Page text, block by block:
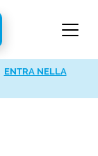
ENTRA NELLA